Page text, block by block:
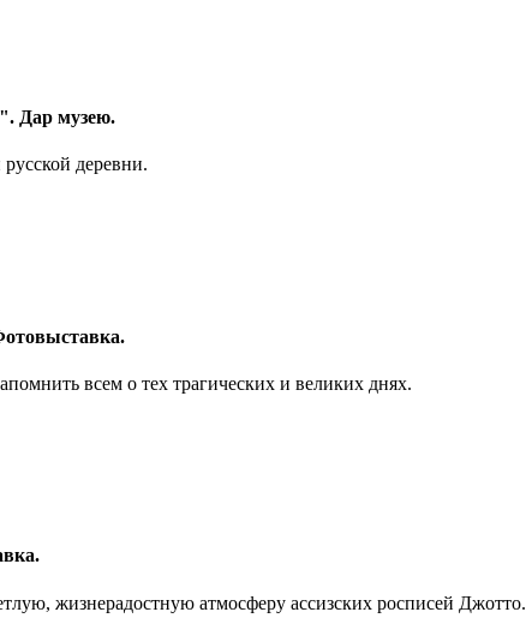
Дар музею.
деревни.
всем о тех трагических и великих днях.
жизнерадостную атмосферу ассизских росписей Джотто.